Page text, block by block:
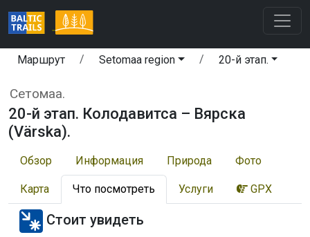
Маршрут Setomaa region 20-й этап.
Сетомаа.
20-й этап. Колодавитса – Вярска
(Värska).
Обзор Информация Природа Фото
Карта Что посмотреть Услуги GPX
Стоит увидеть